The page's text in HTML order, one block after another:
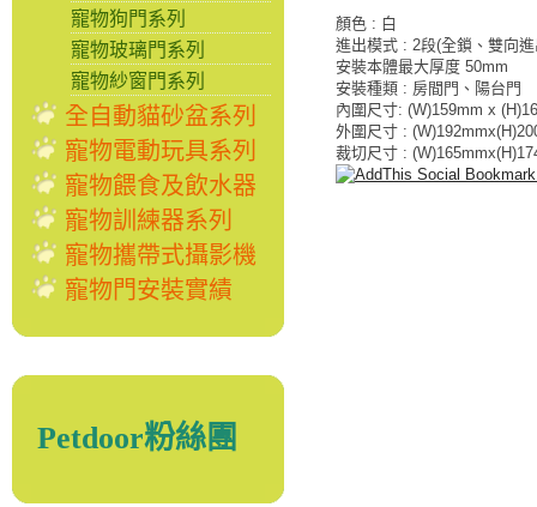
寵物狗門系列
寵物玻璃門系列
寵物紗窗門系列
全自動貓砂盆系列
寵物電動玩具系列
寵物餵食及飲水器
寵物訓練器系列
寵物攜帶式攝影機
寵物門安裝實績
Petdoor粉絲團
顏色 : 白
進出模式 : 2段(全鎖、雙向
安裝本體最大厚度 50mm
安裝種類 : 房間門、陽台門
內圍尺寸: (W)159mm x
外圍尺寸 :
裁切尺寸 :